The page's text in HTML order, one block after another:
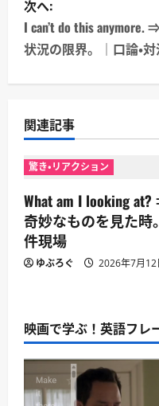
ビ
ゲ
ー
シ
ョ
ン
次へ:
I can’t do this
状況の限界。｜口論・対
関連記事
驚き・リアクション
What am I looking
奇妙なものを見た時
件現場
ゆぶろぐ 2026年7月12
映画で学ぶ！英語フレ